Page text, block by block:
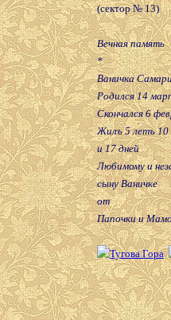
(сектор № 13)
Вечная память
*
Ваничка
Родился 14
Скончался 6
Жилъ 5 летъ 10
и 17 дней
Любимому и
сыну Ваничке
от
Папочки и